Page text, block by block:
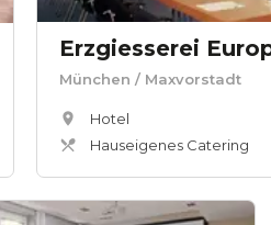
Erzgiesserei
München / Maxvorstadt
Hotel
Hauseigenes Catering